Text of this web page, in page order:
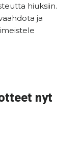
hiuksiin.
ja
nyt